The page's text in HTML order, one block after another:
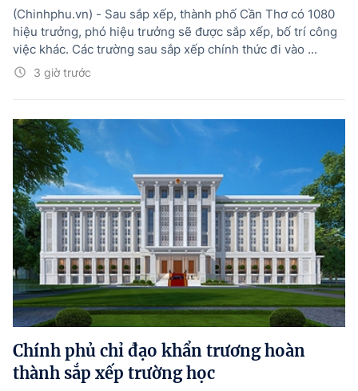
3 giờ trước
(Chinhphu.vn) - Sau sắp xếp, thành phố Cần Thơ có 1080
hiệu trưởng, phó hiệu trưởng sẽ được sắp xếp, bố trí công
việc khác. Các trường sau sắp xếp chính thức đi vào ...
Chính phủ chỉ đạo khẩn trương hoàn
thành sắp xếp trường học